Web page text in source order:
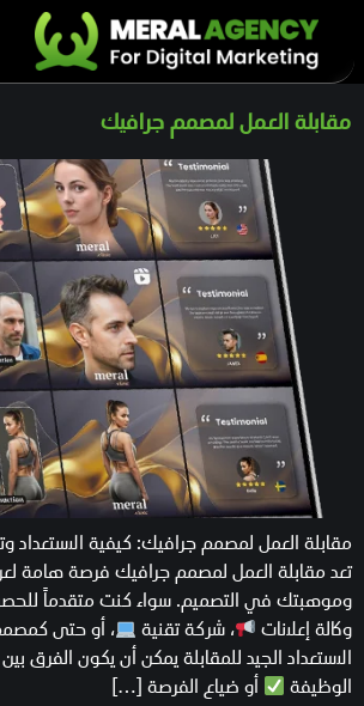
مقابلة العمل لمصمم جرافيك
مقابلة العمل لمصمم جرافيك: كيفية الاستعداد
تعد مقابلة العمل لمصمم جرافيك فرصة هامة
وموهبتك في التصميم. سواء كنت متقدماً
وكالة إعلانات
، شركة تقنية ، أو حتى
الاستعداد الجيد للمقابلة يمكن أن يكون الفرق
الوظيفة
أو ضياع الفرصة […]